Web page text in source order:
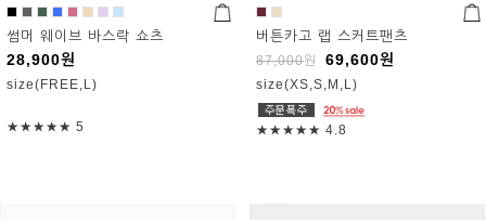
썸머 웨이브 바스락 쇼츠
28,900원
size(FREE,L)
★★★★★ 5
버튼카고 랩 스커트팬츠
87,000원 69,600원
size(XS,S,M,L)
★★★★★ 4.8